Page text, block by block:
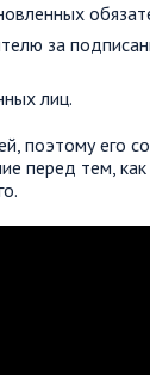
за
лиц.
поэтому его
перед тем,